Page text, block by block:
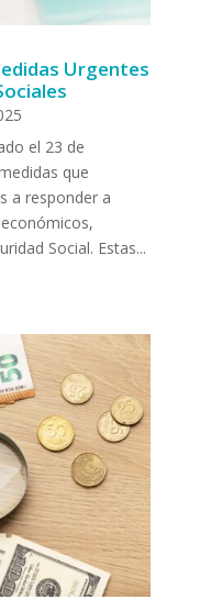
Urgentes
el 23 de
que
a responder a
Social. Estas...